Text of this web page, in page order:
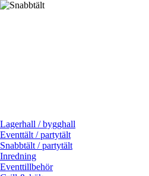
Lagerhall / bygghall
Eventtält / partytält
Snabbtält / partytält
Inredning
Eventtillbehör